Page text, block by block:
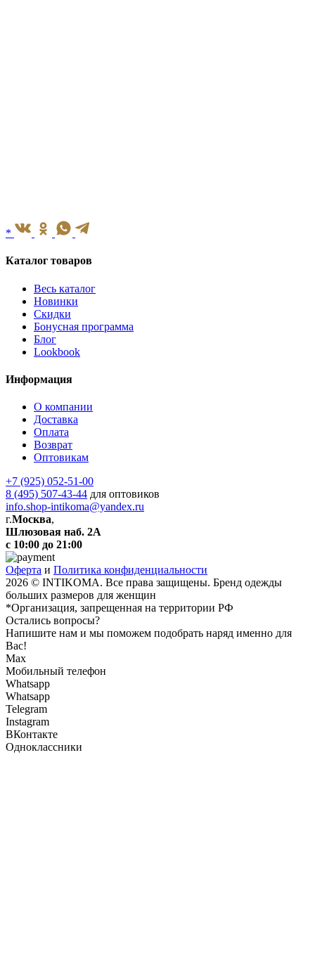
*
Каталог товаров
Весь каталог
Новинки
Скидки
Бонусная программа
Блог
Lookbook
Информация
О компании
Доставка
Оплата
Возврат
Оптовикам
+7 (925) 052-51-00
8 (495) 507-43-44 для оптовиков
info.shop-intikoma@yandex.ru
г.Москва,
Шлюзовая наб. 2А
с 10:00 до 21:00
Оферта и Политика конфиденциальности
2026 © INTIKOMA. Все права защищены. Бренд одежды
больших размеров для женщин
*Организация, запрещенная на территории РФ
Остались вопросы?
Напишите нам и мы поможем подобрать наряд именно для
Вас!
Max
Мобильный телефон
Whatsapp
Whatsapp
Telegram
Instagram
ВКонтакте
Одноклассники